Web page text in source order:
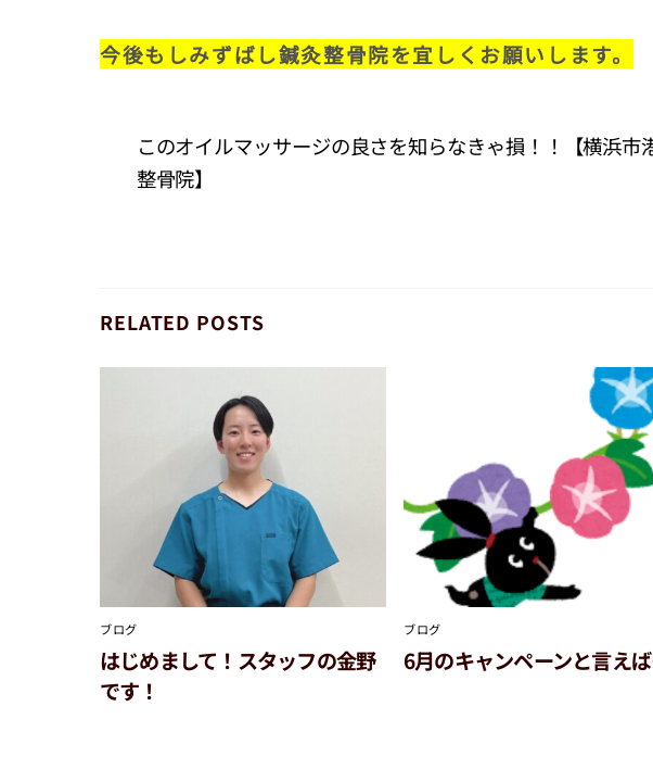
今後もしみずばし鍼灸整骨院を宜しくお願いします。
このオイルマッサージの良さを知らなきゃ損！！【横浜
整骨院】
RELATED POSTS
ブログ
はじめまして！スタッフの金野
です！
ブログ
6月のキャンペーンと言え